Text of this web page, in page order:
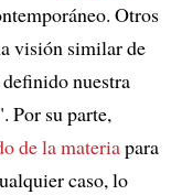
Otros
visión similar de
nuestra
Por su parte,
de la materiapara
caso, lo